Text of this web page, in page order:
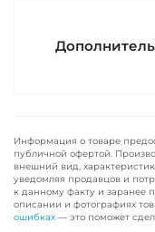
Информация о товаре
публичной офертой.
внешний вид,
уведомляя продавцов и
к данному факту и заранее
описании и фотографиях
ошибках — это поможет